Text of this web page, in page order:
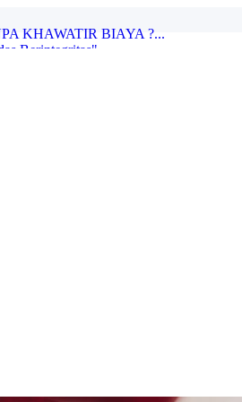
Berintegritas" ...
SCHOOL. SILAHKAN KLIK >>>...